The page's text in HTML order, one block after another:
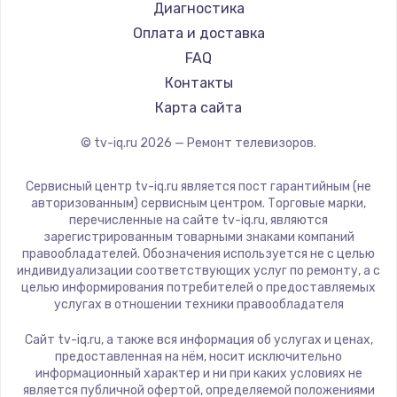
Замена видеокарты
1600 руб.
Заказать
Ремонт разъема питания
880 руб.
Заказать
Замена видеочипа
2745 руб.
Заказать
2600 руб.
Заказать
Hyundai
Doffler
Hiper
Grundig
HITACHI
Yandex
National
iFFALCON
Tuvio
Nord
BenQ
Диагностика
Оплата и доставка
FAQ
Контакты
Карта сайта
© tv-iq.ru 2026 — Ремонт телевизоров.
Сервисный центр tv-iq.ru является пост гарантийным (не
авторизованным) сервисным центром. Торговые марки,
перечисленные на сайте tv-iq.ru, являются
зарегистрированным товарными знаками компаний
правообладателей. Обозначения используется не с целью
индивидуализации соответствующих услуг по ремонту, а с
целью информирования потребителей о предоставляемых
услугах в отношении техники правообладателя
Сайт tv-iq.ru, а также вся информация об услугах и ценах,
предоставленная на нём, носит исключительно
информационный характер и ни при каких условиях не
является публичной офертой, определяемой положениями